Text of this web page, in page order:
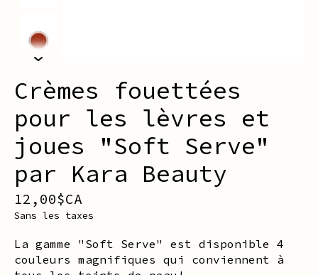
Crèmes fouettées
pour les lèvres et
joues "Soft Serve"
par Kara Beauty
12,00$CA
Sans les taxes
La gamme "Soft Serve" est disponible 4
couleurs magnifiques qui conviennent à